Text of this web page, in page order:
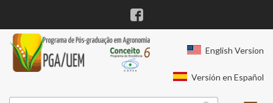
English Version
Versión en Español